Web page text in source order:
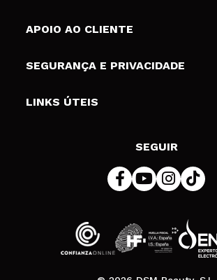
Sobre nós
Gift Cards
APOIO AO CLIENTE
Envios e Devoluções
Formas de pagamento
SEGURANÇA E PRIVACIDADE
Termos e Privacidade
LINKS ÚTEIS
SEGUIR